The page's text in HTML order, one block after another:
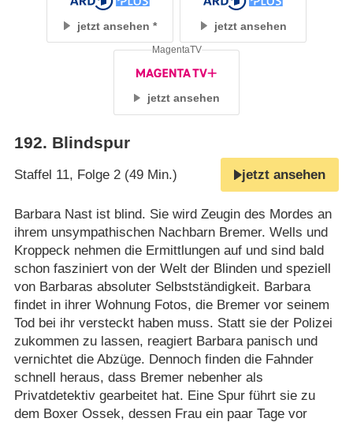
jetzt ansehen jetzt ansehen
jetzt ansehen
MagentaTV
192. Blindspur
Staffel 11, Folge 2 (49 Min.) jetzt ansehen
Barbara Nast ist blind. Sie wird Zeugin des Mordes an
ihrem unsympathischen Nachbarn Bremer. Wells und
Kroppeck nehmen die Ermittlungen auf und sind bald
schon fasziniert von der Welt der Blinden und speziell
von Barbaras absoluter Selbstständigkeit. Barbara
findet in ihrer Wohnung Fotos, die Bremer vor seinem
Tod bei ihr versteckt haben muss. Statt sie der Polizei
zukommen zu lassen, reagiert Barbara panisch und
vernichtet die Abzüge. Dennoch finden die Fahnder
schnell heraus, dass Bremer nebenher als
Privatdetektiv gearbeitet hat. Eine Spur führt sie zu
dem Boxer Ossek, dessen Frau ein paar Tage vor